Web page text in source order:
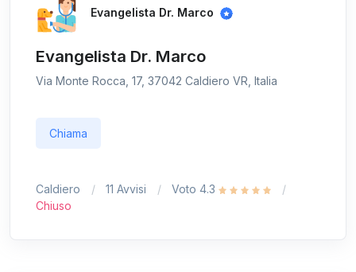
Evangelista Dr. Marco
Evangelista Dr. Marco
Via Monte Rocca, 17, 37042 Caldiero VR, Italia
Chiama
Caldiero 11 Avvisi
Voto 4.3
Chiuso